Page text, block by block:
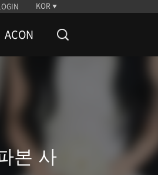
KOR
ACON
본 사